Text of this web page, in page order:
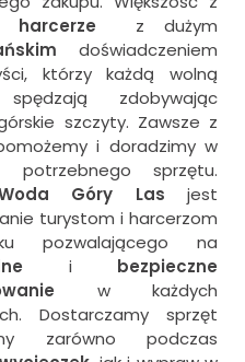
harcerze
z dużym
doświadczeniem
którzy każdą wolną
zdobywając
szczyty. Zawsze z
i doradzimy w
potrzebnego sprzętu.
Góry Las jest
turystom i harcerzom
pozwalającego na
i bezpieczne
w każdych
Dostarczamy sprzęt
zarówno podczas